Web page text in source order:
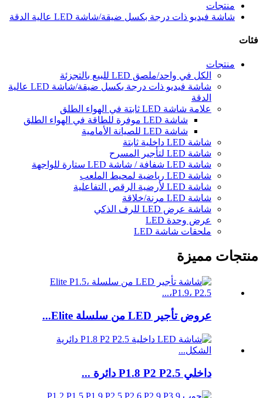
منتجات
شاشة فيديو ذات درجة بكسل ضيقة/شاشة LED عالية الدقة
فئات
منتجات
الكل في واحد/ملصق LED للبيع بالتجزئة
شاشة فيديو ذات درجة بكسل ضيقة/شاشة LED عالية
الدقة
علامة شاشة LED ثابتة في الهواء الطلق
شاشة LED موفرة للطاقة في الهواء الطلق
شاشة LED للصيانة الأمامية
شاشة LED داخلية ثابتة
شاشة LED لتأجير المسرح
شاشة LED شفافة / شاشة LED ستارة للواجهة
شاشة LED رياضية لمحيط الملعب
شاشة LED لأرضية الرقص التفاعلية
شاشة LED مرنة/خلاقة
شاشة عرض LED للرف الذكي
عرض وحدة LED
ملحقات شاشة LED
منتجات مميزة
عروض تأجير LED من سلسلة Elite...
داخلي P1.8 P2 P2.5 دائرة ...